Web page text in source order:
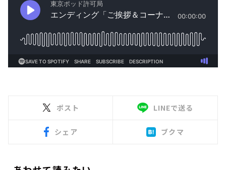
ポスト LINEで送る
シェア ブクマ